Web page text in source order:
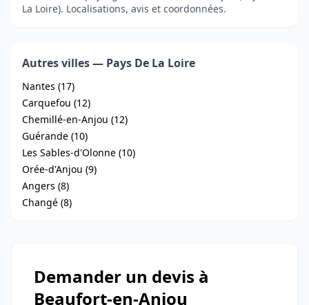
La Loire). Localisations, avis et coordonnées.
Autres villes — Pays De La Loire
Nantes (17)
Carquefou (12)
Chemillé-en-Anjou (12)
Guérande (10)
Les Sables-d'Olonne (10)
Orée-d'Anjou (9)
Angers (8)
Changé (8)
Demander un devis à
Beaufort-en-Anjou